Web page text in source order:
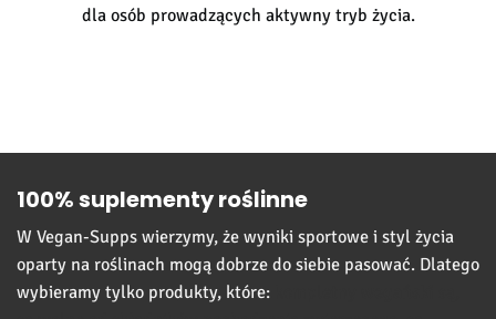
dla osób prowadzących aktywny tryb życia.
100% suplementy roślinne
W Vegan-Supps wierzymy, że wyniki sportowe i styl życia
oparty na roślinach mogą dobrze do siebie pasować. Dlatego
wybieramy tylko produkty, które: